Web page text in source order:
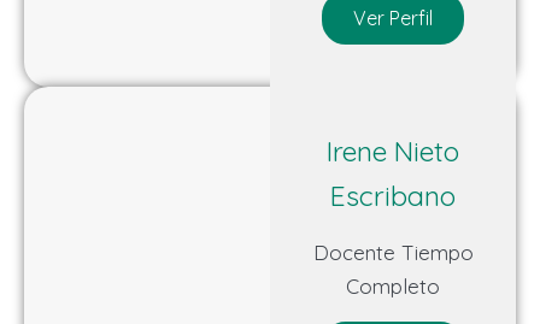
Ver Perfil
Irene Nieto
Escribano
Docente Tiempo
Completo